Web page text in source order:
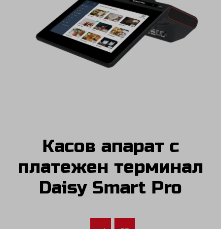
Касов апарат с
платежен терминал
Daisy Smart Pro